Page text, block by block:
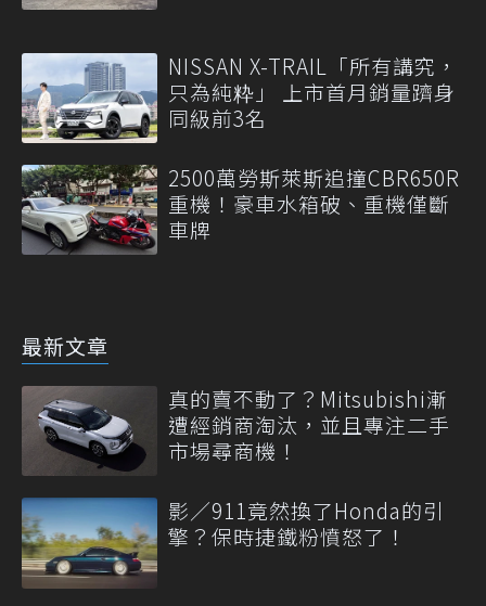
NISSAN X-TRAIL「所有講究，
只為純粋」 上市首月銷量躋身
同級前3名
2500萬勞斯萊斯追撞CBR650R
重機！豪車水箱破、重機僅斷
車牌
最新文章
真的賣不動了？Mitsubishi漸
遭經銷商淘汰，並且專注二手
市場尋商機！
影／911竟然換了Honda的引
擎？保時捷鐵粉憤怒了！